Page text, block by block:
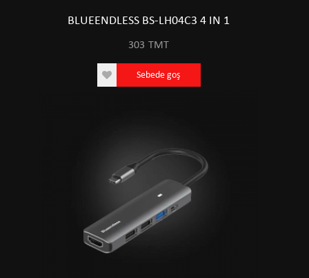
BLUEENDLESS BS-LH04C3 4 IN 1
303 TMT
Sebede goş